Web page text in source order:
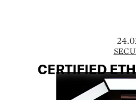
CERTIFIED